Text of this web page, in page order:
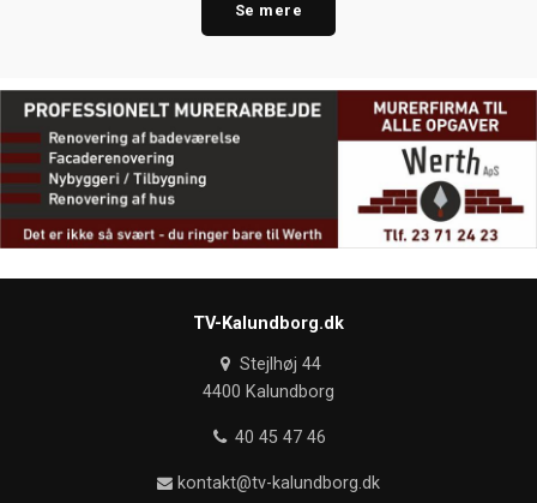
Se mere
TV-Kalundborg.dk
Stejlhøj 44
4400 Kalundborg
40 45 47 46
kontakt@tv-kalundborg.dk